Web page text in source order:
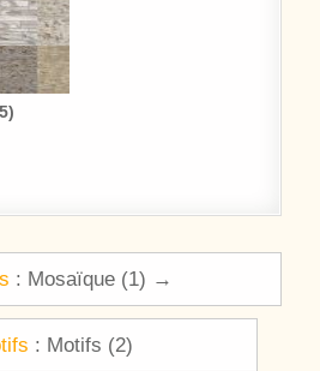
l’article
: Mosaïque (1) →
: Motifs (2)